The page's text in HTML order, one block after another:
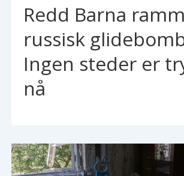
Redd Barna
russisk
Ingen steder er
nå